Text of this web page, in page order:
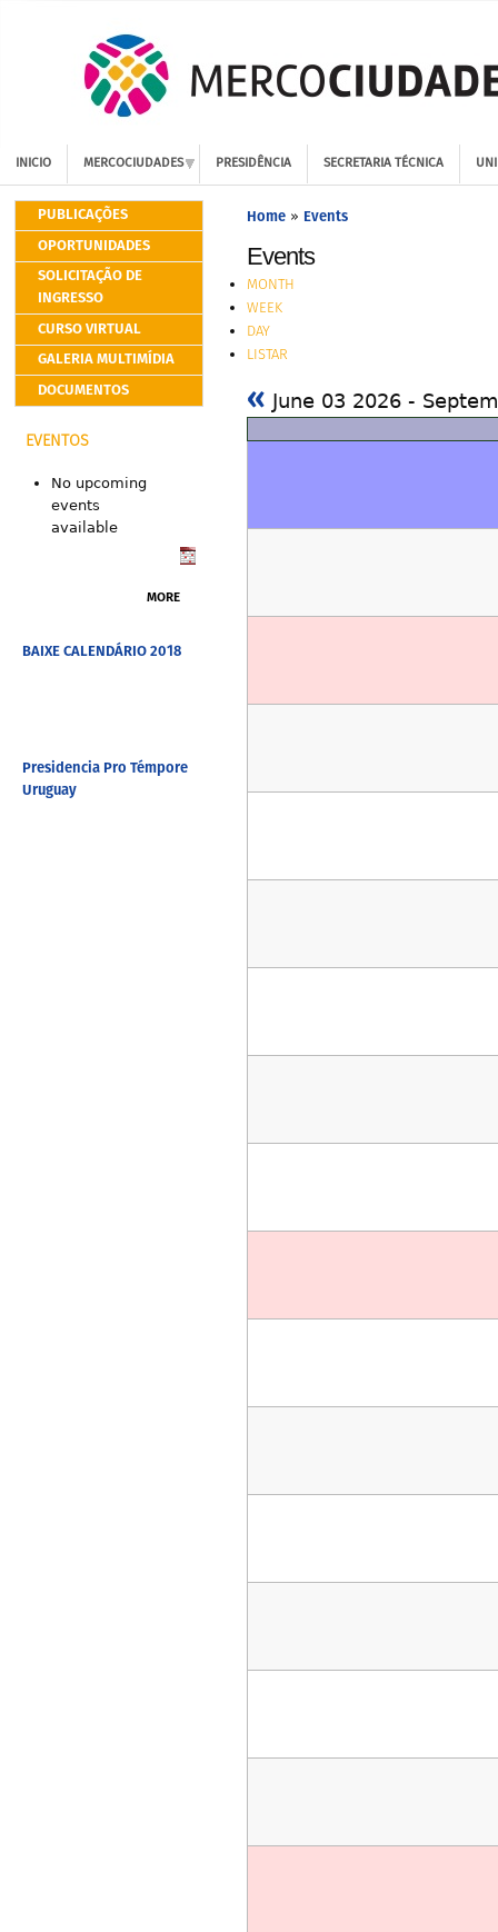
INICIO MERCOCIUDADES PRESIDÊNCIA SECRETARIA TÉCNICA
PUBLICAÇÕES
OPORTUNIDADES
SOLICITAÇÃO DE
INGRESSO
CURSO VIRTUAL
GALERIA MULTIMÍDIA
DOCUMENTOS
EVENTOS
No upcoming
events
available
MORE
BAIXE CALENDÁRIO 2018
Presidencia Pro Témpore
Uruguay
Home » Events
Events
MONTH
WEEK
DAY
LISTAR
« June 03 2026 -